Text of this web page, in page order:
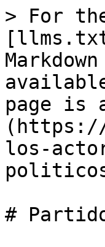
> For
page is
(https://
los-
#